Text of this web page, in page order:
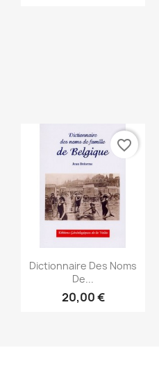
Aperçu rapide
Dictionnaire Des Noms
De...
20,00 €
favorite_border